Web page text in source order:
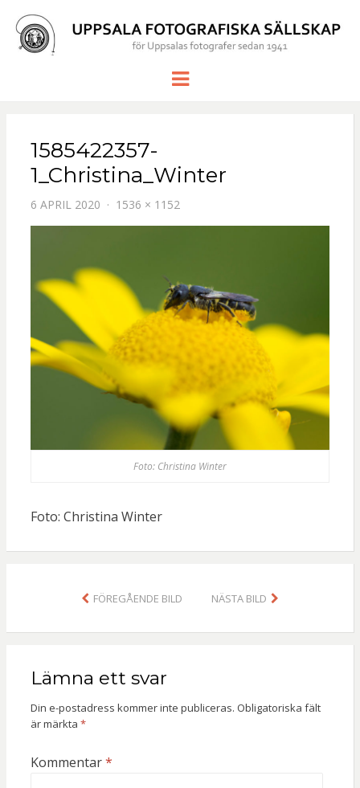
UPPSALA
Meny
1585422357-
1_Christina_Winter
6 APRIL 2020 1536 × 1152
Foto: Christina Winter
Foto: Christina Winter
FÖREGÅENDE BILD NÄSTA BILD
Lämna ett svar
Din e-postadress kommer inte publiceras. Obligatoriska fält
är märkta *
Kommentar*